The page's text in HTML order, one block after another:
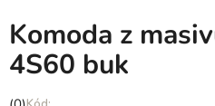
Komoda z
4S60 buk